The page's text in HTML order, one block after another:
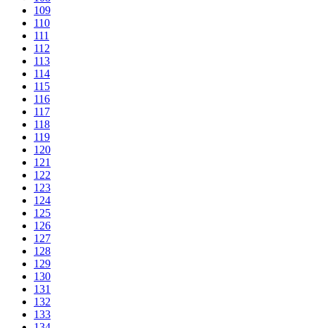
109
110
111
112
113
114
115
116
117
118
119
120
121
122
123
124
125
126
127
128
129
130
131
132
133